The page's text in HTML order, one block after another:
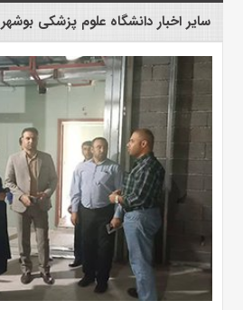
سایر اخبار دانشگاه علوم پزشکی بوشهر